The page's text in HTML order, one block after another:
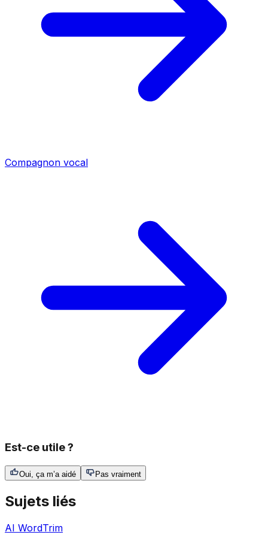
Compagnon vocal
Est-ce utile ?
Oui, ça m’a aidé Pas vraiment
Sujets liés
AI WordTrim